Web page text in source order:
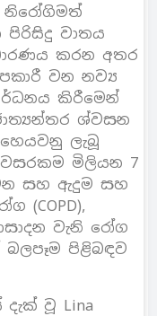
නිරෝගිමත්
පිරිසිදු වාතය
කරන අතර
වන නව්‍ය
කිරීමෙන්
ශ්වසන
ලැබූ
මිලියන 7
සහ ඇදුම සහ
(COPD),
වැනි රෝග
පිළිබඳව
වූ Lina